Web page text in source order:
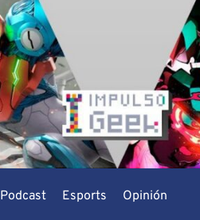
Podcast Esports Opinión